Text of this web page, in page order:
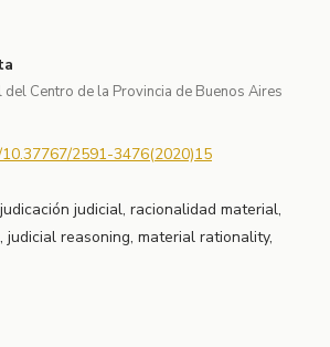
Centro de la Provincia de Buenos Aires
2591-3476(2020)15
judicial, racionalidad material,
judicial reasoning, material rationality,